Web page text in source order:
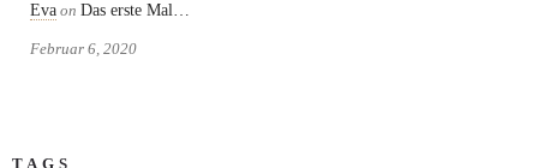
Eva on Das erste Mal…
Februar 6, 2020
TAGS